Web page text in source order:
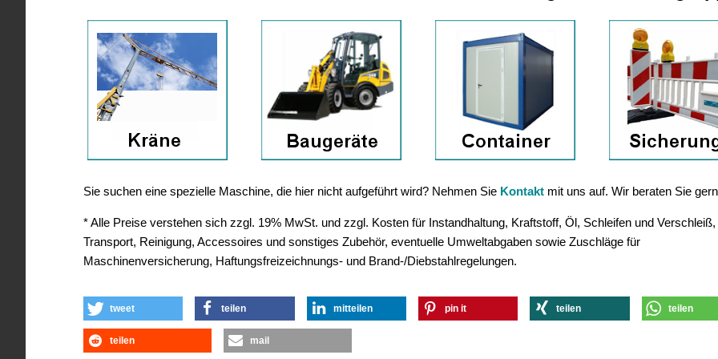
Sie suchen eine spezielle Maschine, die hier nicht aufgeführt wird? Nehmen Sie Kontakt mit uns auf. Wir beraten Sie
* Alle Preise verstehen sich zzgl. 19% MwSt. und zzgl. Kosten für Instandhaltung, Kraftstoff, Öl, Schleifen und Verschleiß,
Transport, Reinigung, Accessoires und sonstiges Zubehör, eventuelle Umweltabgaben sowie Zuschläge für
Maschinenversicherung, Haftungsfreizeichnungs- und Brand-/Diebstahlregelungen.
tweet teilen mitteilen pin it teilen teilen
teilen mail